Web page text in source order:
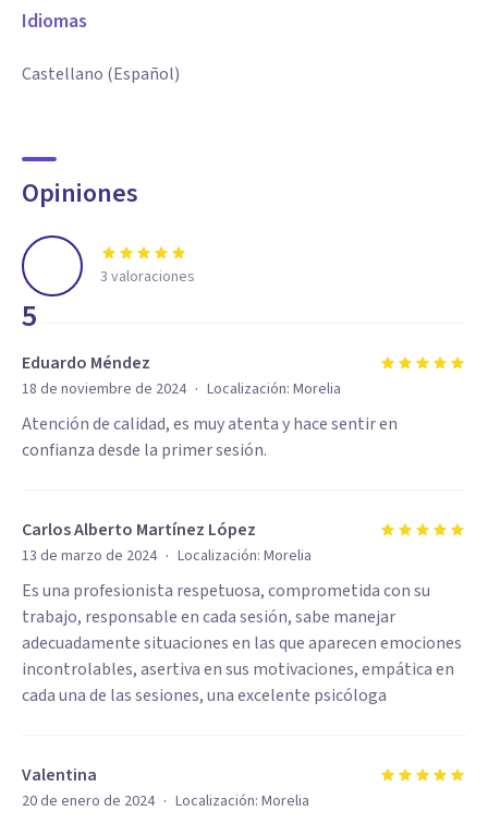
Idiomas
Castellano (Español)
Opiniones
5
3 valoraciones
Eduardo Méndez
18 de noviembre de 2024 · Localización: Morelia
Atención de calidad, es muy atenta y hace sentir en
confianza desde la primer sesión.
Carlos Alberto Martínez López
13 de marzo de 2024 · Localización: Morelia
Es una profesionista respetuosa, comprometida con su
trabajo, responsable en cada sesión, sabe manejar
adecuadamente situaciones en las que aparecen emociones
incontrolables, asertiva en sus motivaciones, empática en
cada una de las sesiones, una excelente psicóloga
Valentina
20 de enero de 2024 · Localización: Morelia